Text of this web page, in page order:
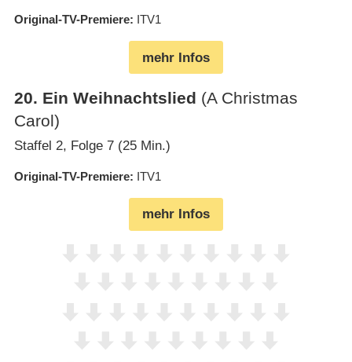
Original-TV-Premiere ITV1
mehr Infos
20. Ein Weihnachtslied (A Christmas
Carol)
Staffel 2, Folge 7 (25 Min.)
Original-TV-Premiere ITV1
mehr Infos